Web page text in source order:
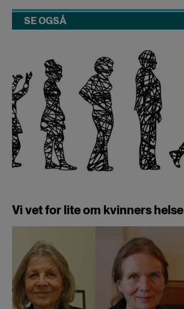
SE OGSÅ
Vi vet for lite om kvinners helse